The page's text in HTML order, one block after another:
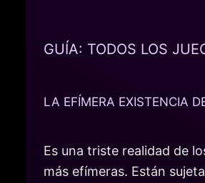
GUÍA: TODOS LOS
LA EFÍMERA EXISTENCIA
Es una triste realidad de
más efímeras. Están